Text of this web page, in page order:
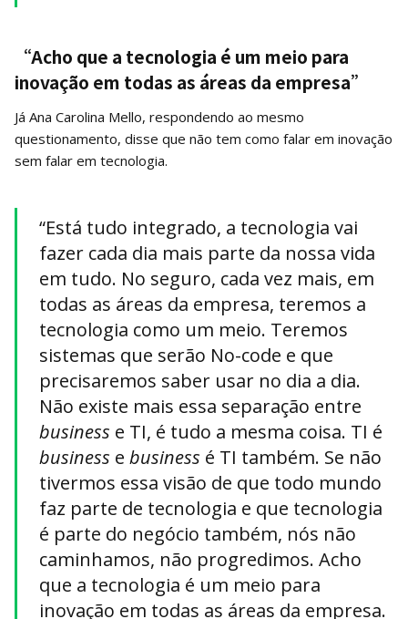
“Acho que a tecnologia é um meio para
inovação em todas as áreas da empresa”
Já Ana Carolina Mello, respondendo ao mesmo
questionamento, disse que não tem como falar em inovação
sem falar em tecnologia.
“Está tudo integrado, a tecnologia vai
fazer cada dia mais parte da nossa vida
em tudo. No seguro, cada vez mais, em
todas as áreas da empresa, teremos a
tecnologia como um meio. Teremos
sistemas que serão No-code e que
precisaremos saber usar no dia a dia.
Não existe mais essa separação entre
business e TI, é tudo a mesma coisa. TI é
business e business é TI também. Se não
tivermos essa visão de que todo mundo
faz parte de tecnologia e que tecnologia
é parte do negócio também, nós não
caminhamos, não progredimos. Acho
que a tecnologia é um meio para
inovação em todas as áreas da empresa.